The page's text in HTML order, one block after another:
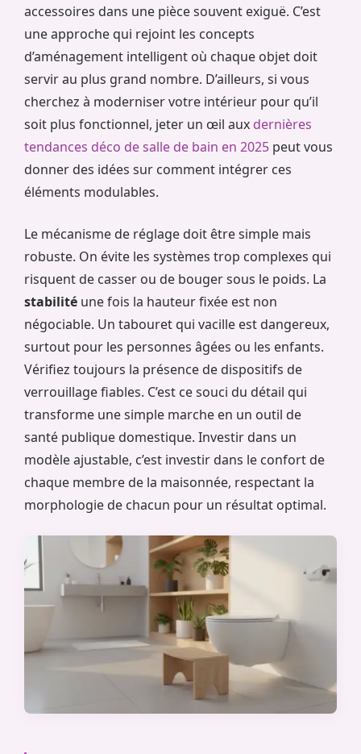
accessoires dans une pièce souvent exiguë. C’est
une approche qui rejoint les concepts
d’aménagement intelligent où chaque objet doit
servir au plus grand nombre. D’ailleurs, si vous
cherchez à moderniser votre intérieur pour qu’il
soit plus fonctionnel, jeter un œil aux dernières
tendances déco de salle de bain en 2025 peut vous
donner des idées sur comment intégrer ces
éléments modulables.
Le mécanisme de réglage doit être simple mais
robuste. On évite les systèmes trop complexes qui
risquent de casser ou de bouger sous le poids. La
stabilité une fois la hauteur fixée est non
négociable. Un tabouret qui vacille est dangereux,
surtout pour les personnes âgées ou les enfants.
Vérifiez toujours la présence de dispositifs de
verrouillage fiables. C’est ce souci du détail qui
transforme une simple marche en un outil de
santé publique domestique. Investir dans un
modèle ajustable, c’est investir dans le confort de
chaque membre de la maisonnée, respectant la
morphologie de chacun pour un résultat optimal.